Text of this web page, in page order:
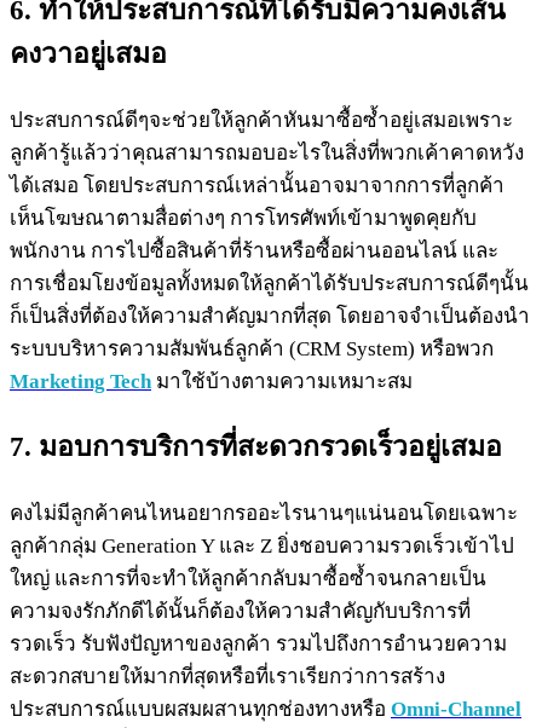
6. ทำให้ประสบการณ์ที่ได้รับมีความคงเส้น
คงวาอยู่เสมอ
ประสบการณ์ดีๆจะช่วยให้ลูกค้าหันมาซื้อซ้ำอยู่เสมอเพราะ
ลูกค้ารู้แล้วว่าคุณสามารถมอบอะไรในสิ่งที่พวกเค้าคาดหวัง
ได้เสมอ โดยประสบการณ์เหล่านั้นอาจมาจากการที่ลูกค้า
เห็นโฆษณาตามสื่อต่างๆ การโทรศัพท์เข้ามาพูดคุยกับ
พนักงาน การไปซื้อสินค้าที่ร้านหรือซื้อผ่านออนไลน์ และ
การเชื่อมโยงข้อมูลทั้งหมดให้ลูกค้าได้รับประสบการณ์ดีๆนั้น
ก็เป็นสิ่งที่ต้องให้ความสำคัญมากที่สุด โดยอาจจำเป็นต้องนำ
ระบบบริหารความสัมพันธ์ลูกค้า (CRM System) หรือพวก
Marketing Tech มาใช้บ้างตามความเหมาะสม
7. มอบการบริการที่สะดวกรวดเร็วอยู่เสมอ
คงไม่มีลูกค้าคนไหนอยากรออะไรนานๆแน่นอนโดยเฉพาะ
ลูกค้ากลุ่ม Generation Y และ Z ยิ่งชอบความรวดเร็วเข้าไป
ใหญ่ และการที่จะทำให้ลูกค้ากลับมาซื้อซ้ำจนกลายเป็น
ความจงรักภักดีได้นั้นก็ต้องให้ความสำคัญกับบริการที่
รวดเร็ว รับฟังปัญหาของลูกค้า รวมไปถึงการอำนวยความ
สะดวกสบายให้มากที่สุดหรือที่เราเรียกว่าการสร้าง
ประสบการณ์แบบผสมผสานทุกช่องทางหรือ Omni-Channel